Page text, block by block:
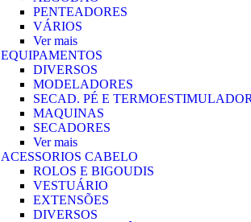
PENTEADORES
VÁRIOS
Ver mais
EQUIPAMENTOS
DIVERSOS
MODELADORES
SECAD. PÉ E
MAQUINAS
SECADORES
Ver mais
ACESSORIOS CABELO
ROLOS E BIGOUDIS
VESTUÁRIO
EXTENSÕES
DIVERSOS